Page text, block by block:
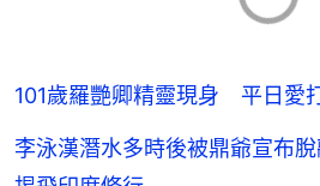
101歲羅艷卿精靈現身 平日愛
李泳漢潛水多時後被鼎爺宣布